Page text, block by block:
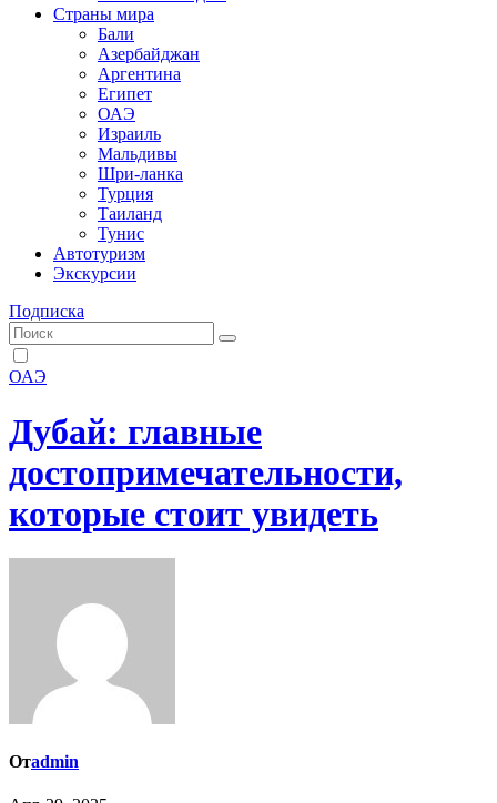
Страны мира
Бали
Азербайджан
Аргентина
Египет
ОАЭ
Израиль
Мальдивы
Шри-ланка
Турция
Таиланд
Тунис
Автотуризм
Экскурсии
Подписка
ОАЭ
Дубай: главные
достопримечательности,
которые стоит увидеть
Отadmin